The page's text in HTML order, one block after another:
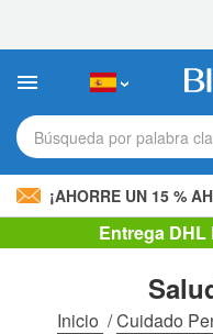
sitio
incluye
sistema
de Búsqueda por palabra
¡AHORRE UN 15 %
Entrega
Inicio /Cuidado